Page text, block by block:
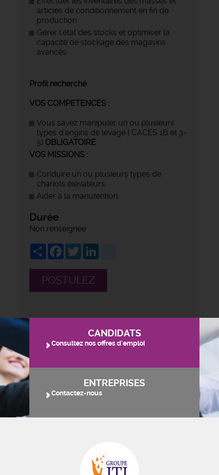
articles de conditionnement en fin de
production
Gérer l'état des stocks et optimiser la
capacité de stockage des magasins
avancés
Profil recherché
VOS COMPETENCES :
Vous savez manipuler un ou plusieurs
types d’engins de levage ( CACES 1B et 3-
5) OBLIGATOIRE
VOS MISSIONS :
Conduire un ou plusieurs types de
chariots élévateurs.
Aider à la manutention.
Durée
Non renseignée
ShareFacebook
Twitter
POSTULEZ
CANDIDATS
Consultez nos offres d'emploi
ENTREPRISES
Contactez-nous